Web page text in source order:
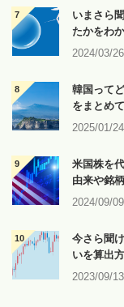
いまさら
たかをわ
2024/03/26
韓国って
をまとめ
2025/01/24
米国株を
由来や銘
2024/09/09
今さら聞
いを算出
2023/09/13